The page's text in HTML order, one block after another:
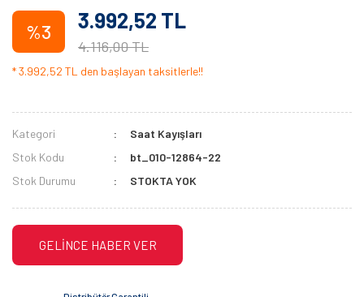
%3 3.992,52 TL
4.116,00 TL
* 3.992,52 TL den başlayan taksitlerle!!
Kategori
Saat Kayışları
Stok Kodu
bt_010-12864-22
Stok Durumu
STOKTA YOK
GELİNCE HABER VER